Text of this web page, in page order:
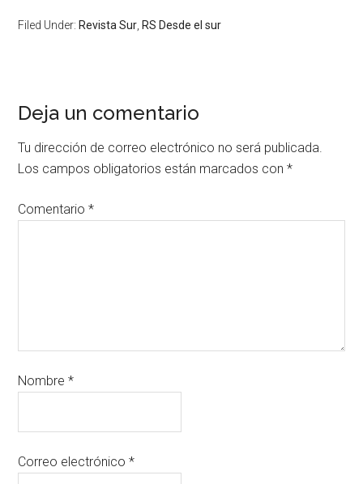
Filed Under: Revista Sur, RS Desde el sur
Deja un comentario
Tu dirección de correo electrónico no será publicada.
Los campos obligatorios están marcados con*
Comentario*
Nombre*
Correo electrónico*